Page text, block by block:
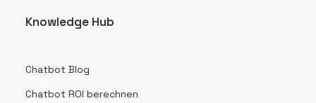
Knowledge Hub
Chatbot Blog
Chatbot ROI berechnen